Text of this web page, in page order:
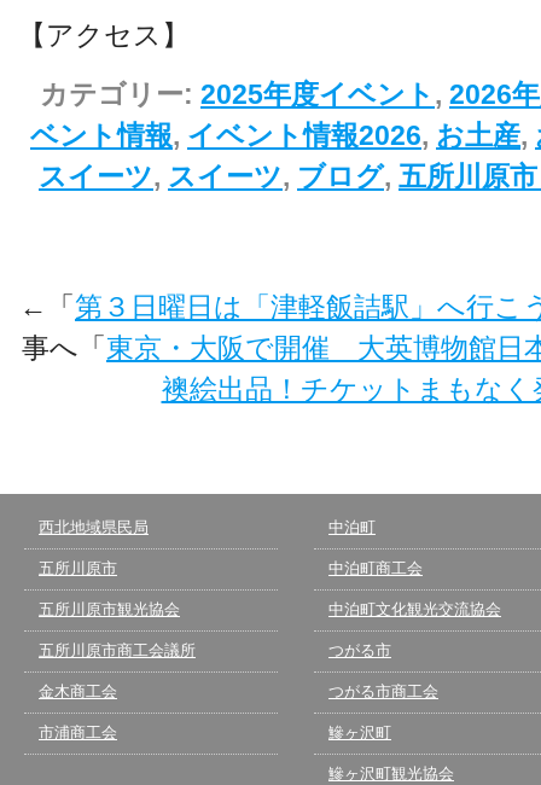
【アクセス】
カテゴリー: 2025年度イベント , 2026
ベント情報, イベント情報2026, お土産,
スイーツ, スイーツ, ブログ, 五所川原
←「第３日曜日は「津軽飯詰駅」へ行こ
事へ「東京・大阪で開催 大英博物館日
襖絵出品！チケットまもなく
西北地域県民局
五所川原市
五所川原市観光協会
五所川原市商工会議所
金木商工会
市浦商工会
中泊町
中泊町商工会
中泊町文化観光交流協会
つがる市
つがる市商工会
鰺ヶ沢町
鰺ヶ沢町観光協会